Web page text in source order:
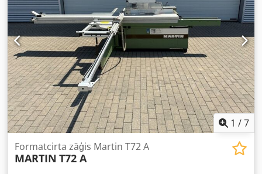
1 /7
Formatcirta zāģis Martin T72 A
MARTIN T72 A